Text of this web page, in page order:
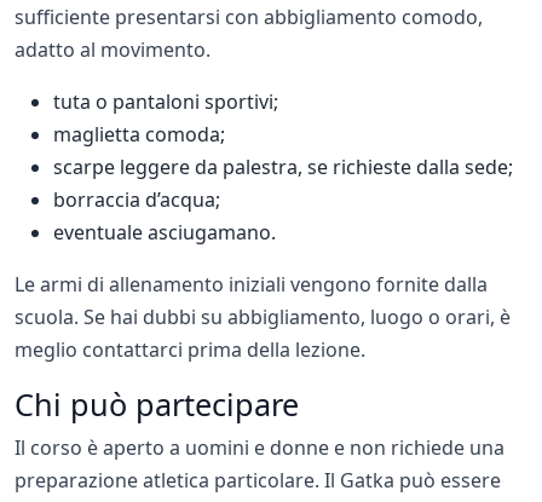
sufficiente presentarsi con abbigliamento comodo,
adatto al movimento.
tuta o pantaloni sportivi;
maglietta comoda;
scarpe leggere da palestra, se richieste dalla sede;
borraccia d’acqua;
eventuale asciugamano.
Le armi di allenamento iniziali vengono fornite dalla
scuola. Se hai dubbi su abbigliamento, luogo o orari, è
meglio contattarci prima della lezione.
Chi può partecipare
Il corso è aperto a uomini e donne e non richiede una
preparazione atletica particolare. Il Gatka può essere